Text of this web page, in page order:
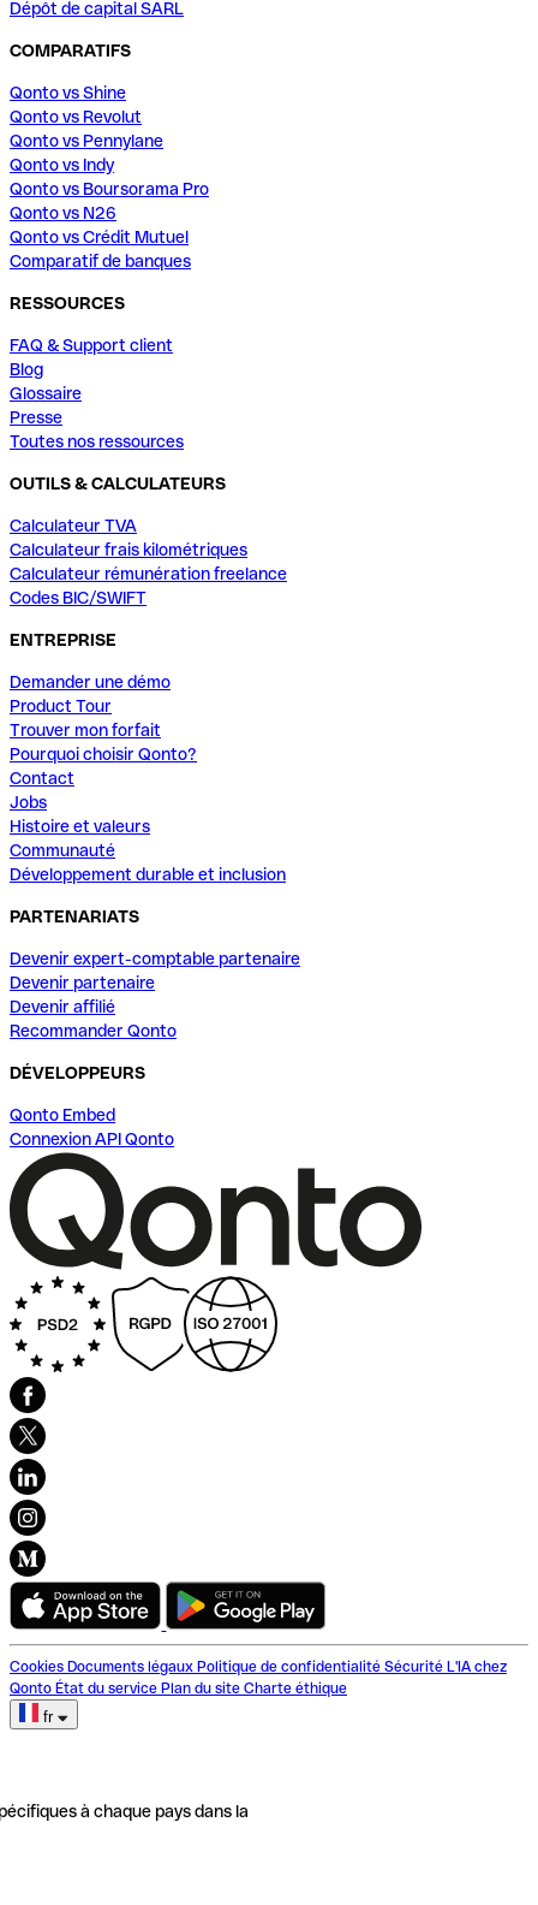
Dépôt de capital SARL
COMPARATIFS
Qonto vs Shine
Qonto vs Revolut
Qonto vs Pennylane
Qonto vs Indy
Qonto vs Boursorama Pro
Qonto vs N26
Qonto vs Crédit Mutuel
Comparatif de banques
RESSOURCES
FAQ & Support client
Blog
Glossaire
Presse
Toutes nos ressources
OUTILS & CALCULATEURS
Calculateur TVA
Calculateur frais kilométriques
Calculateur rémunération freelance
Codes BIC/SWIFT
ENTREPRISE
Demander une démo
Product Tour
Trouver mon forfait
Pourquoi choisir Qonto?
Contact
Jobs
Histoire et valeurs
Communauté
Développement durable et inclusion
PARTENARIATS
Devenir expert-comptable partenaire
Devenir partenaire
Devenir affilié
Recommander Qonto
DÉVELOPPEURS
Qonto Embed
Connexion API Qonto
Cookies Documents légaux Politique de confidentialité Sécurité L'IA chez
Qonto État du service Plan du site Charte éthique
fr
à chaque pays dans la